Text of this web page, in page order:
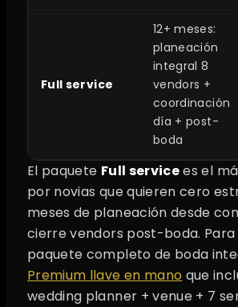
Full service
12+ meses:
planeación
integral 8
vendors +
coordinación
día + post-
boda
El paquete Full servicees el
por novias que quieren cero
meses de planeación desde
cierre vendors post-boda.
paquete completo de boda
Premium llave en mano que
wedding planner + venue + 7